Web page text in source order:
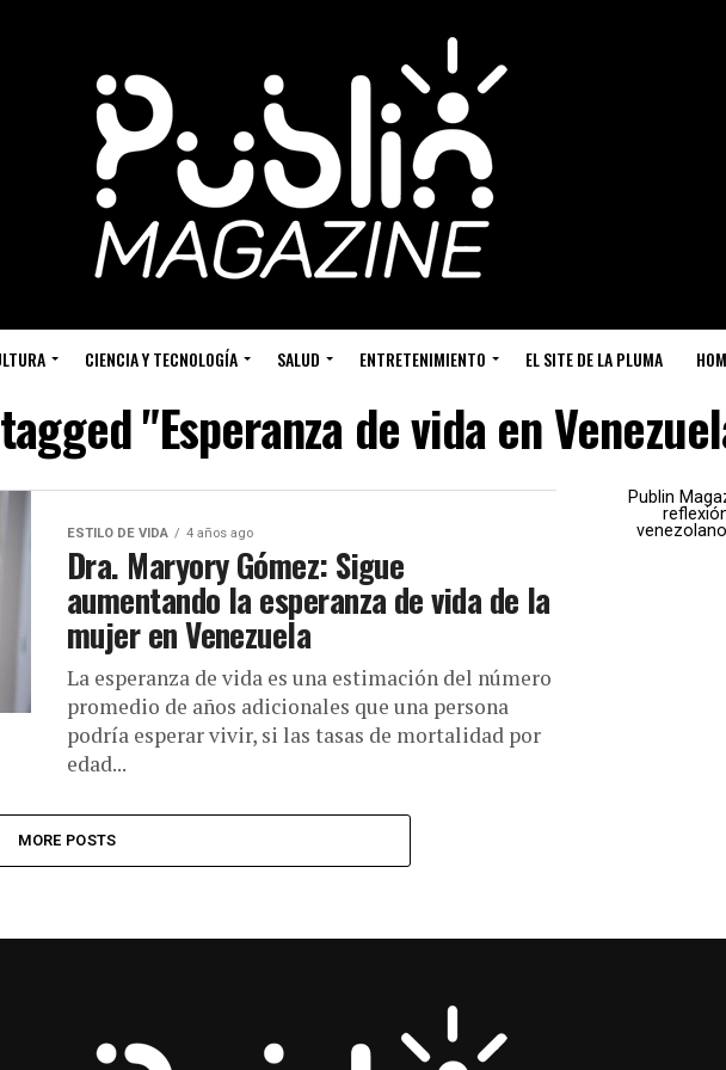
CIENCIA Y TECNOLOGÍA SALUD ENTRETENIMIENTO EL SITE DE LA PLUMA
"Esperanza de vida en
ESTILO DE VIDA 4 años ago
Dra. Maryory Gómez: Sigue
aumentando la esperanza de vida de la
mujer en Venezuela
La esperanza de vida es una estimación del número
promedio de años adicionales que una persona
podría esperar vivir, si las tasas de mortalidad por
edad...
MORE POSTS
Publin